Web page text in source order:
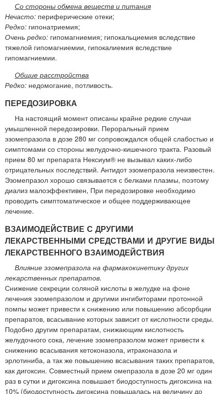
Со стороны обмена веществ и питания
Нечасто: периферические отеки;
Редко: гипонатриемия;
Очень редко: гипомагниемия; гипокальциемия вследствие
тяжелой гипомагниемии, гипокалиемия вследствие
гипомагниемии.
Общие расстройства
Редко: недомогание, потливость.
ПЕРЕДОЗИРОВКА
На настоящий момент описаны крайне редкие случаи
умышленной передозировки. Пероральный прием
эзомепразола в дозе 280 мг сопровождался общей слабостью и
симптомами со стороны желудочно-кишечного тракта. Разовый
прием 80 мг препарата Нексиум® не вызывал каких-либо
отрицательных последствий. Антидот эзомепразола неизвестен.
Эзомепразол хорошо связывается с белками плазмы, поэтому
диализ малоэффективен, При передозировке необходимо
проводить симптоматическое и общее поддерживающее
лечение.
ВЗАИМОДЕЙСТВИЕ С ДРУГИМИ
ЛЕКАРСТВЕННЫМИ СРЕДСТВАМИ И ДРУГИЕ ВИДЫ
ЛЕКАРСТВЕННОГО ВЗАИМОДЕЙСТВИЯ
Влияние эзомепразола на фармакокинетику других
лекарственных препаратов.
Снижение секреции соляной кислоты в желудке на фоне
лечения эзомепразолом и другими ингибиторами протонной
помпы может привести к снижению или повышению абсорбции
препаратов, всасывание которых зависит от кислотности среды.
Подобно другим препаратам, снижающим кислотность
желудочного сока, лечение эзомепразолом может привести к
снижению всасывания кетоконазола, итраконазола и
эрлотиниба, а так же повышению всасывания таких препаратов,
как дигоксин. Совместный прием омепразола в дозе 20 мг один
раз в сутки и дигоксина повышает биодоступность дигоксина на
10% (биодоступность дигоксина повышалась на величину до